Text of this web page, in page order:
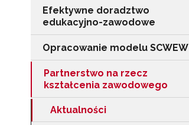
Efektywne doradztwo
edukacyjno-zawodowe
Opracowanie modelu SCWEW
Partnerstwo na rzecz
kształcenia zawodowego
Aktualności